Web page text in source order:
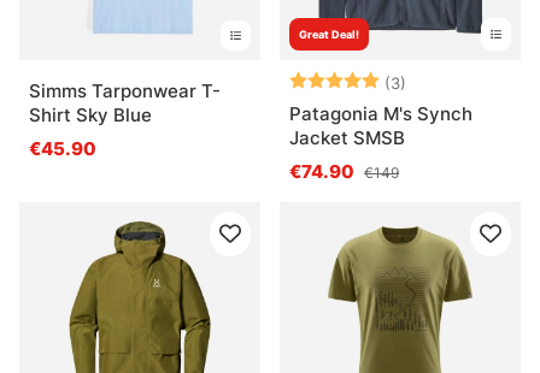
Simms Tarponwear T-
Shirt Sky Blue
€45.90
Great Deal!
Arvio: (3)
Patagonia M's Synch
Jacket SMSB
€74.90 €149